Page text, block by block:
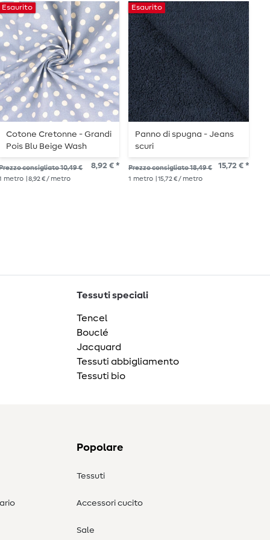
Esaurito
Cotone Cretonne - Grandi
Pois Blu Beige Wash
consigliato 10,49 € 8,92 € *
metro | 8,92 € / metro
Esaurito
Panno di spugna - Jeans
scuri
Prezzo consigliato 18,49 € 15,72 € *
1 metro | 15,72 € / metro
Tessuti speciali
Tencel
Bouclé
Jacquard
Tessuti abbigliamento
Tessuti bio
Popolare
Tessuti
Accessori cucito
Sale